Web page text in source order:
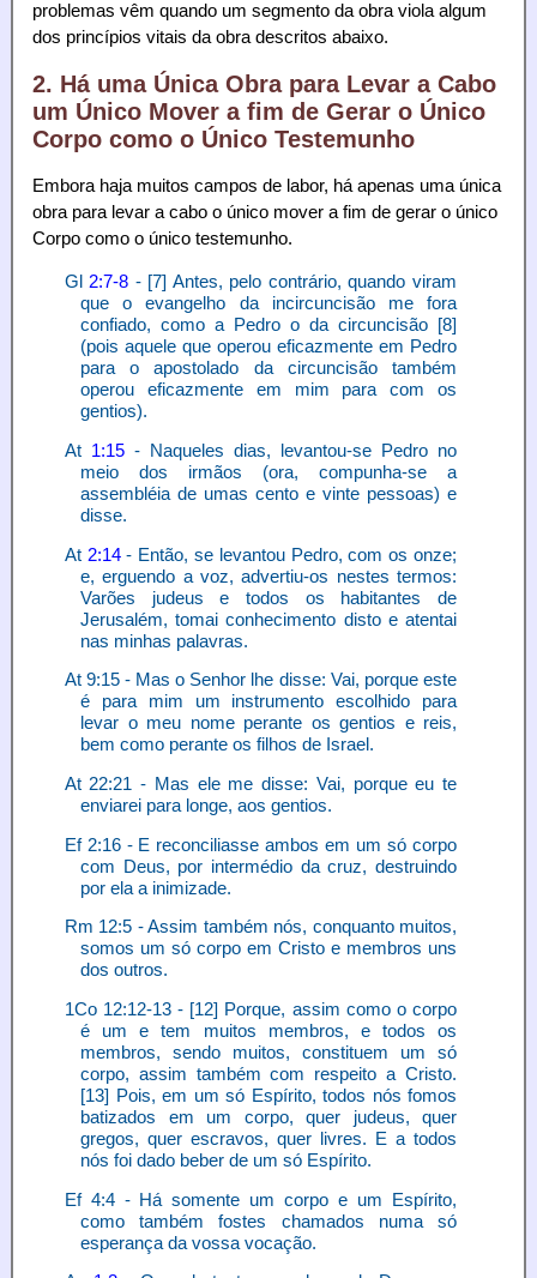
problemas vêm quando um segmento da obra viola algum
dos princípios vitais da obra descritos abaixo.
2. Há uma Única Obra para Levar a Cabo
um Único Mover a fim de Gerar o Único
Corpo como o Único Testemunho
Embora haja muitos campos de labor, há apenas uma única
obra para levar a cabo o único mover a fim de gerar o único
Corpo como o único testemunho.
Gl2:7-8 - [7] Antes, pelo contrário, quando viram
que o evangelho da incircuncisão me fora
confiado, como a Pedro o da circuncisão [8]
(pois aquele que operou eficazmente em Pedro
para o apostolado da circuncisão também
operou eficazmente em mim para com os
gentios).
At 1:15- Naqueles dias, levantou-se Pedro no
meio dos irmãos (ora, compunha-se a
assembléia de umas cento e vinte pessoas) e
disse.
At 2:14- Então, se levantou Pedro, com os onze;
e, erguendo a voz, advertiu-os nestes termos:
Varões judeus e todos os habitantes de
Jerusalém, tomai conhecimento disto e atentai
nas minhas palavras.
At 9:15 - Mas o Senhor lhe disse: Vai, porque este
é para mim um instrumento escolhido para
levar o meu nome perante os gentios e reis,
bem como perante os filhos de Israel.
At 22:21 - Mas ele me disse: Vai, porque eu te
enviarei para longe, aos gentios.
Ef 2:16 - E reconciliasse ambos em um só corpo
com Deus, por intermédio da cruz, destruindo
por ela a inimizade.
Rm 12:5 - Assim também nós, conquanto muitos,
somos um só corpo em Cristo e membros uns
dos outros.
1Co 12:12-13 - [12] Porque, assim como o corpo
é um e tem muitos membros, e todos os
membros, sendo muitos, constituem um só
corpo, assim também com respeito a Cristo.
[13] Pois, em um só Espírito, todos nós fomos
batizados em um corpo, quer judeus, quer
gregos, quer escravos, quer livres. E a todos
nós foi dado beber de um só Espírito.
Ef 4:4 - Há somente um corpo e um Espírito,
como também fostes chamados numa só
esperança da vossa vocação.